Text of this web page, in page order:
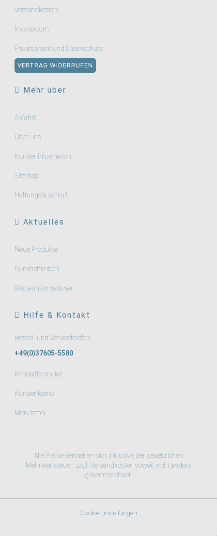
Versandkosten
Impressum
Privatsphäre und Datenschutz
VERTRAG WIDERRUFEN
Mehr über
Anfahrt
Über uns
Kundeninformation
Sitemap
Haftungsauschluß
Aktuelles
Neue Produkte
Rundschreiben
Wetterinformationen
Hilfe & Kontakt
Bestell- und Servicetelefon:
+49(0)37605-5580
Kontaktformular
Kundenkonto
Merkzettel
Alle Preise verstehen sich inklusive der gesetzlichen
Mehrwertsteuer, zzgl. Versandkosten soweit nicht anders
gekennzeichnet.
Cookie Einstellungen